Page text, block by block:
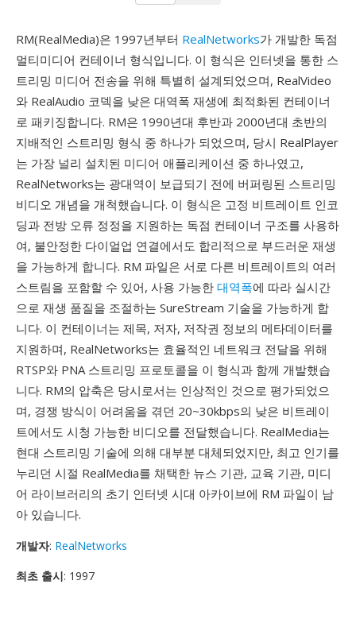
RM(RealMedia)은 1997년부터 RealNetworks가 개발한 독점
멀티미디어 컨테이너 형식입니다. 이 형식은 인터넷을 통한 스
트리밍 미디어 전송을 위해 특별히 설계되었으며, RealVideo
와 RealAudio 코덱을 낮은 대역폭 재생에 최적화된 컨테이너
로 패키징합니다. RM은 1990년대 후반과 2000년대 초반의
지배적인 스트리밍 형식 중 하나가 되었으며, 당시 RealPlayer
는 가장 널리 설치된 미디어 애플리케이션 중 하나였고,
RealNetworks는 광대역이 보급되기 전에 버퍼링된 스트리밍
비디오 개념을 개척했습니다. 이 형식은 고정 비트레이트 인코
딩과 전방 오류 정정을 지원하는 독점 컨테이너 구조를 사용하
여, 불안정한 다이얼업 연결에서도 합리적으로 부드러운 재생
을 가능하게 합니다. RM 파일은 서로 다른 비트레이트의 여러
스트림을 포함할 수 있어, 사용 가능한 대역폭에 따라 실시간
으로 재생 품질을 조절하는 SureStream 기술을 가능하게 합
니다. 이 컨테이너는 제목, 저자, 저작권 정보의 메타데이터를
지원하며, RealNetworks는 효율적인 네트워크 전달을 위해
RTSP와 PNA 스트리밍 프로토콜을 이 형식과 함께 개발했습
니다. RM의 압축은 당시로서는 인상적인 것으로 평가되었으
며, 경쟁 방식이 어려움을 겪던 20~30kbps의 낮은 비트레이
트에서도 시청 가능한 비디오를 전달했습니다. RealMedia는
현대 스트리밍 기술에 의해 대부분 대체되었지만, 최고 인기를
누리던 시절 RealMedia를 채택한 뉴스 기관, 교육 기관, 미디
어 라이브러리의 초기 인터넷 시대 아카이브에 RM 파일이 남
아 있습니다.
개발자: RealNetworks
최초 출시: 1997